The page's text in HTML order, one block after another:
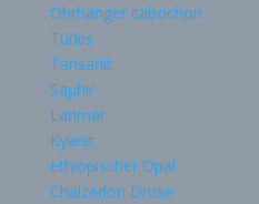
Ohrhänger cabochon
Türkis
Tansanit
Saphir
Larimar
Kyanit
ethiopischer Opal
Chalzedon Druse